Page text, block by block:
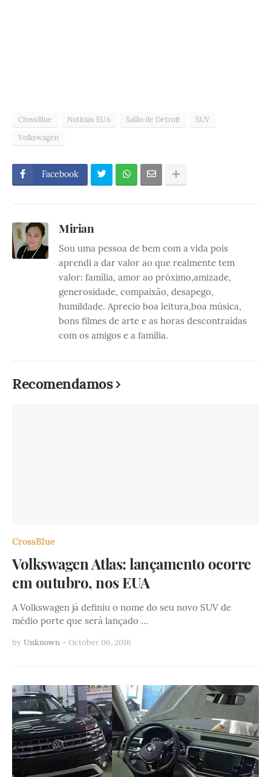
CrossBlue Noticias EUA Salão de Detroit
SUV
Volkswagen
Facebook
Mirian
Sou uma pessoa de bem com a vida pois
aprendi a dar valor ao que realmente tem
valor: família, amor ao próximo,amizade,
generosidade, compaixão, desapego,
humildade. Aprecio boa leitura,boa música,
bons filmes de arte e as horas descontraídas
com os amigos e a família.
Recomendamos
CrossBlue
Volkswagen Atlas: lançamento ocorre
em outubro, nos EUA
A Volkswagen já definiu o nome do seu novo SUV de
médio porte que será lançado …
by Unknown - October 06, 2016